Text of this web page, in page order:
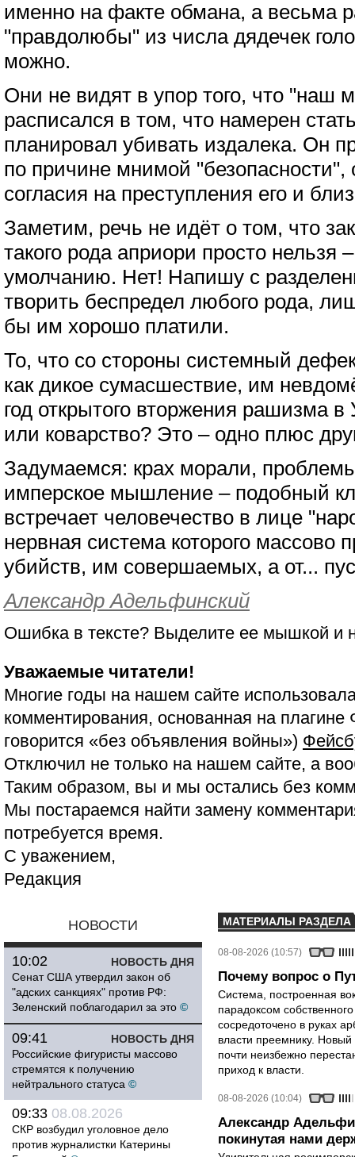
именно на факте обмана, а весьма
"правдолюбы" из числа дядечек
можно.
Они не видят в упор того, что "наш
расписался в том, что намерен
планировал убивать издалека. Он
по причине мнимой "безопасности",
согласия на преступления его и
Заметим, речь не идёт о том, что
такого рода априори просто нельзя
умолчанию. Нет! Напишу с
творить беспредел любого рода,
бы им хорошо платили.
То, что со стороны системный
как дикое сумасшествие, им
год открытого вторжения рашизма в
или коварство? Это – одно плюс
Задумаемся: крах морали,
имперское мышление – подобный
встречает человечество в лице
нервная система которого массово
убийств, им совершаемых, а от...
Александр Адельфинский
Ошибка в тексте? Выделите ее мышкой и
Уважаемые читатели!
Многие годы на нашем сайте
комментирования, основанная на
говорится «без объявления войны»)
Отключил не только на нашем сайте, а
Таким образом, вы и мы остались без
Мы постараемся найти замену
потребуется время.
С уважением,
Редакция
НОВОСТИ
НОВОСТЬ ДНЯ
10:02
Сенат США утвердил закон об
"адских санкциях" против РФ:
Зеленский поблагодарил за это ©
НОВОСТЬ ДНЯ
09:41
Российские фигуристы массово
стремятся к получению
нейтрального статуса ©
09:33 08.08.2026
СКР возбудил уголовное дело
против журналистки Катерины
МАТЕРИАЛЫ РАЗДЕЛА
08-08-2026 (10:57)
Почему вопрос о
Система, построенная
парадоксом
сосредоточено в руках
власти преемнику.
почти неизбежно
приход к власти.
08-08-2026 (10:04)
Александр
покинутая нами